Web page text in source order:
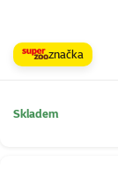
značka
Skladem